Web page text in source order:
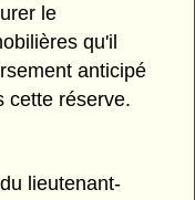
le
qu'il
anticipé
cette réserve.
lieutenant-